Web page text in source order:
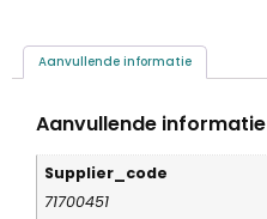
Aanvullende informatie
Aanvullende informatie
Supplier_code
71700451